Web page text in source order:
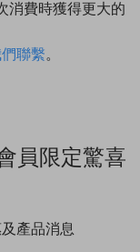
消費時獲得更大的
聯繫。
員限定驚喜
產品消息